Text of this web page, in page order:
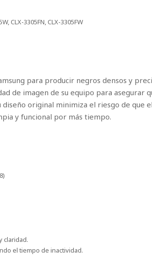
CLX-3305FN, CLX-3305FW
para producir negros densos y
de imagen de su equipo para asegurar
original minimiza el riesgo de que
y funcional por más tiempo.
claridad.
el tiempo de inactividad.